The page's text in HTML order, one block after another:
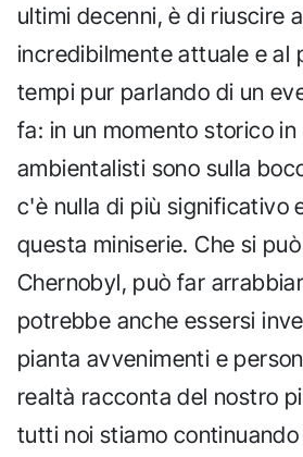
ultimi decenni, è di riuscire
incredibilmente attuale e al
tempi pur parlando di un
fa: in un momento storico
ambientalisti sono sulla
c'è nulla di più significativo
questa miniserie. Che si
Chernobyl, può far
potrebbe anche essersi
pianta avvenimenti e
realtà racconta del nostro
tutti noi stiamo